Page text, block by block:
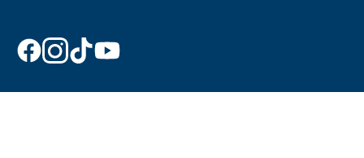
Dr. Beckmann
na
Dr. Beckmann
na
Dr. Beckmann
na
Dr. Beckmann